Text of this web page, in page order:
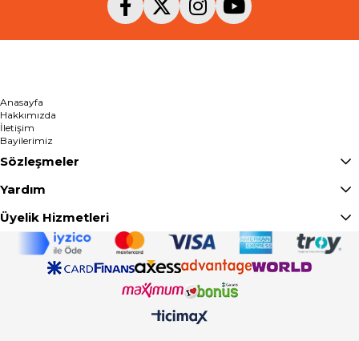
Anasayfa
Hakkımızda
İletişim
Bayilerimiz
Sözleşmeler
Yardım
Üyelik Hizmetleri